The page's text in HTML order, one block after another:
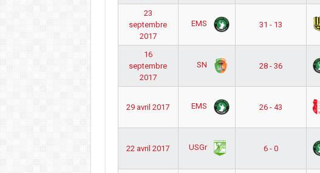
23
septembre
2017
EMS 31 - 13
16
septembre
2017
SN 28 - 36
29 avril 2017 EMS 26 - 43
22 avril 2017 USGr 6 - 0